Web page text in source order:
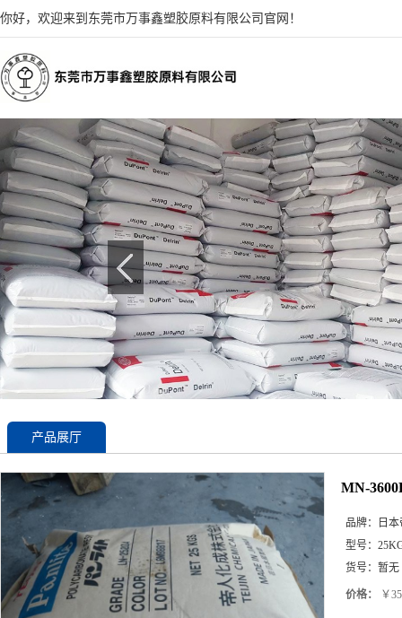
你好，欢迎来到东莞市万事鑫塑胶原料有限公司官网！
产品展厅
MN-
品牌：
日
型号：
货号： 暂无
价格： ￥